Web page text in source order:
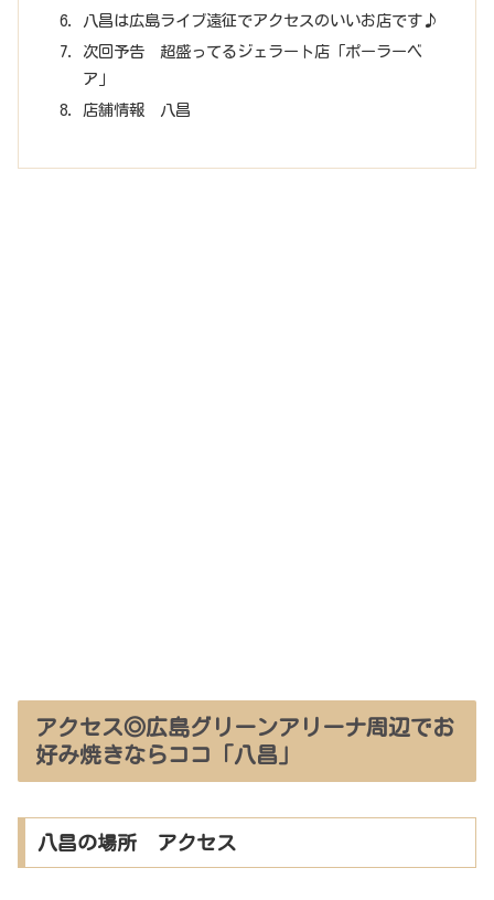
八昌は広島ライブ遠征でアクセスのいいお店です♪
次回予告 超盛ってるジェラート店「ポーラーベ
ア」
店舗情報 八昌
アクセス◎広島グリーンアリーナ周辺でお
好み焼きならココ「八昌」
八昌の場所 アクセス